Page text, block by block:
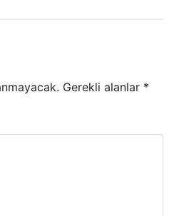
Gerekli alanlar *